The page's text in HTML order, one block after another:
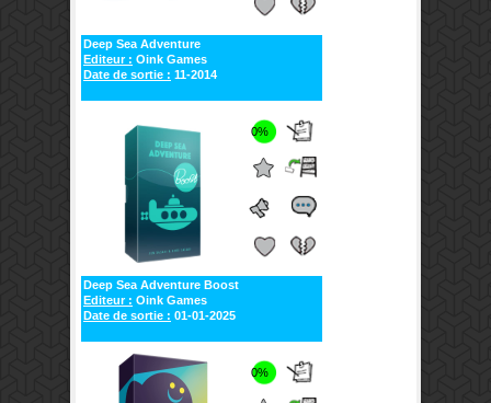
Deep Sea Adventure
Editeur : Oink Games
Date de sortie : 11-2014
0%
Deep Sea Adventure Boost
Editeur : Oink Games
Date de sortie : 01-01-2025
0%